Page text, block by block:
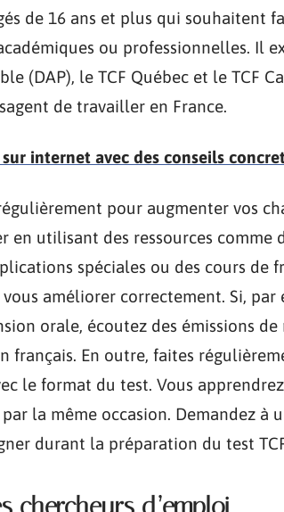
de 16 ans et plus qui souhaitent
ou professionnelles. Il
(DAP), le TCF Québec et le TCF
de travailler en France.
internet avec des conseils
pour augmenter vos
en utilisant des ressources comme
spéciales ou des cours de
améliorer correctement. Si, par
orale, écoutez des émissions de
français. En outre, faites
le format du test. Vous
la même occasion. Demandez à
durant la préparation du test